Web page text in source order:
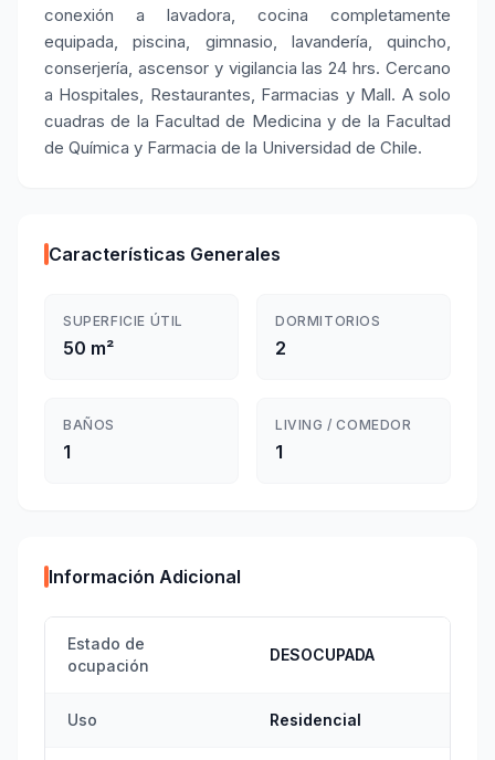
conexión a lavadora, cocina completamente
equipada, piscina, gimnasio, lavandería, quincho,
conserjería, ascensor y vigilancia las 24 hrs. Cercano
a Hospitales, Restaurantes, Farmacias y Mall. A solo
cuadras de la Facultad de Medicina y de la Facultad
de Química y Farmacia de la Universidad de Chile.
Características Generales
SUPERFICIE ÚTIL
50 m²
DORMITORIOS
2
BAÑOS
1
LIVING / COMEDOR
1
Información Adicional
Estado de
ocupación
DESOCUPADA
Uso Residencial